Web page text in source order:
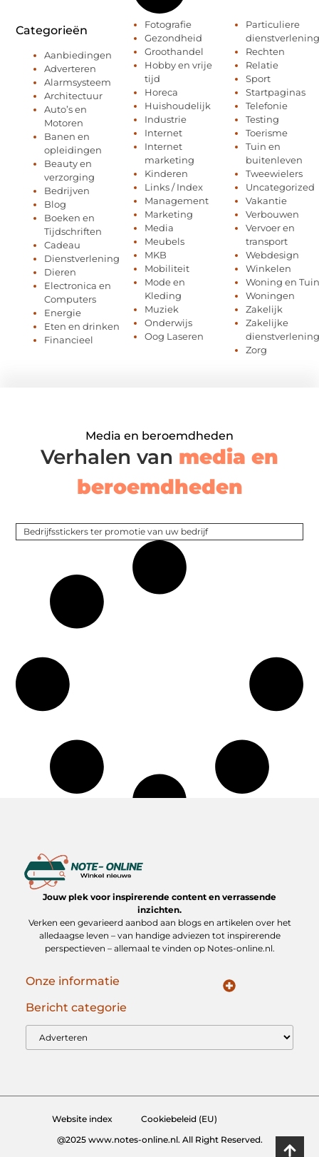
Categorieën
Aanbiedingen
Adverteren
Alarmsysteem
Architectuur
Auto’s en
Motoren
Banen en
opleidingen
Beauty en
verzorging
Bedrijven
Blog
Boeken en
Tijdschriften
Cadeau
Dienstverlening
Dieren
Electronica en
Computers
Energie
Eten en drinken
Financieel
Fotografie
Gezondheid
Groothandel
Hobby en vrije
tijd
Horeca
Huishoudelijk
Industrie
Internet
Internet
marketing
Kinderen
Links / Index
Management
Marketing
Media
Meubels
MKB
Mobiliteit
Mode en
Kleding
Muziek
Onderwijs
Oog Laseren
Particuliere
dienstverlening
Rechten
Relatie
Sport
Startpaginas
Telefonie
Testing
Toerisme
Tuin en
buitenleven
Tweewielers
Uncategorized
Vakantie
Verbouwen
Vervoer en
transport
Webdesign
Winkelen
Woning en Tuin
Woningen
Zakelijk
Zakelijke
dienstverlening
Zorg
Media en beroemdheden
Verhalen van media en
beroemdheden
Bedrijfsstickers ter promotie van uw bedrijf
Jouw plek voor inspirerende content en verrassende
inzichten.
Verken een gevarieerd aanbod aan blogs en artikelen over het
alledaagse leven – van handige adviezen tot inspirerende
perspectieven – allemaal te vinden op Notes-online.nl.
Onze informatie
Bericht categorie
Website index
Cookiebeleid (EU)
@2025 www.notes-online.nl. All Right Reserved.